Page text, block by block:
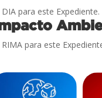
para este Expediente.
para este